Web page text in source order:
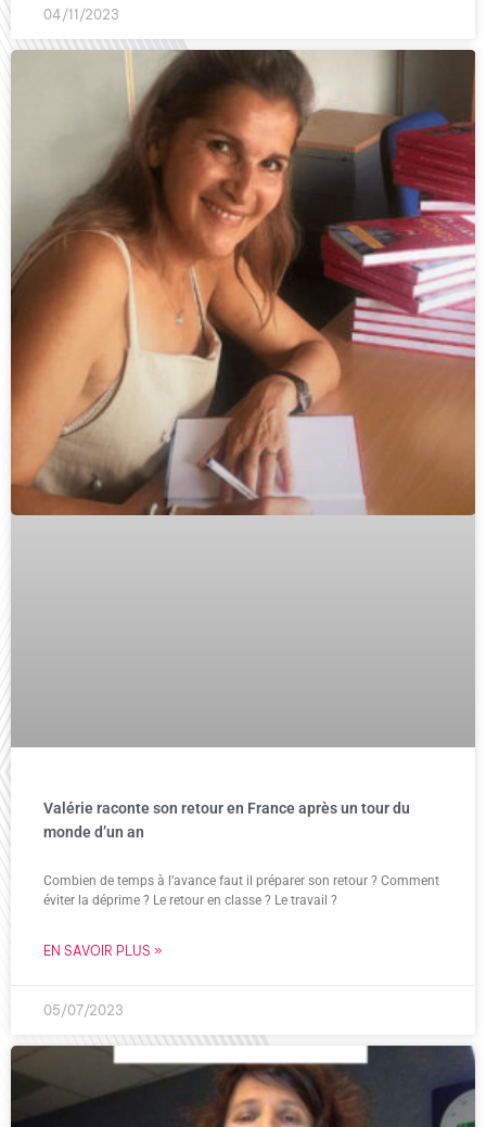
04/11/2023
Valérie raconte son retour en France après un tour du
monde d’un an
Combien de temps à l’avance faut il préparer son retour ? Comment
éviter la déprime ? Le retour en classe ? Le travail ?
EN SAVOIR PLUS »
05/07/2023